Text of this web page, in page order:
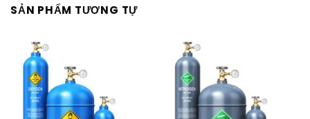
SẢN PHẨM TƯƠNG TỰ